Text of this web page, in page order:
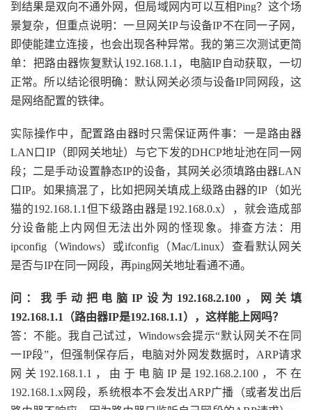
到结果是双向不通外网，但局域网内可以互相Ping？这个场
景复杂，但重点说明：一旦网关IP与设备IP不在同一子网，
即使能建立连接，也会出现各种异常。我的第三次测试更简
单：把路由器恢复默认192.168.1.1，电脑IP自动获取，一切
正常。所以结论很明确：默认网关必须与设备IP同网段，这
是网络配置的铁律。
实际操作中，配置路由器时只需保证两件事：一是路由器
LAN口IP（即网关地址）与它下发的DHCP地址池在同一网
段；二是手动设置静态IP的设备，其网关必须填路由器LAN
口IP。如果搞混了，比如把网关填成上级路由器的IP（如光
猫的192.168.1.1但下级路由器是192.168.0.x），就会造成部
分设备能上内网但无法出外网的怪现象。排查方法：用
ipconfig（Windows）或ifconfig（Mac/Linux）查看默认网关
是否与IP在同一网段，再ping网关地址看通不通。
问：我手动把电脑IP设为192.168.2.100，网关填
192.168.1.1（路由器IP是192.168.1.1），这样能上网吗？
答：不能。我自己试过，Windows会提示“默认网关不在同
一IP段”，但强制保存后，电脑对外网发数据时，ARP请求
网关192.168.1.1，由于电脑IP是192.168.2.100，不在
192.168.1.x网段，系统根本不会发出ARP广播（或者发出后